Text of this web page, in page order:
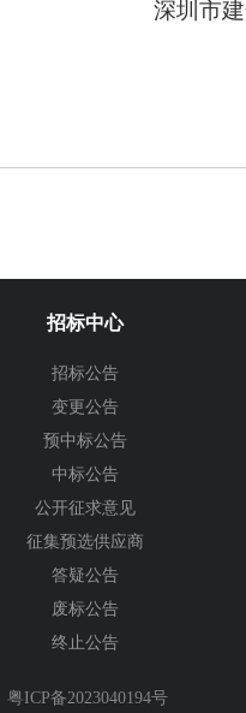
深圳市
招标中心
招标公告
变更公告
预中标公告
中标公告
公开征求意见
征集预选供应商
答疑公告
废标公告
终止公告
粤ICP备2023040194号